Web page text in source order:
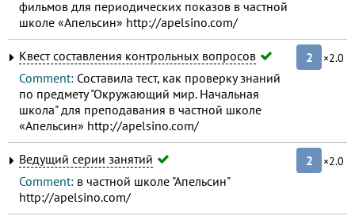
фильмов для периодических показов в частной
школе «Апельсин» http://apelsino.com/
Квест составления контрольных вопросов
Comment: Составила тест, как проверку знаний
по предмету "Окружающий мир. Начальная
школа" для преподавания в частной школе
«Апельсин» http://apelsino.com/
2 ×2.0
Ведущий серии занятий
Comment: в частной школе "Апельсин"
http://apelsino.com/
2 ×2.0